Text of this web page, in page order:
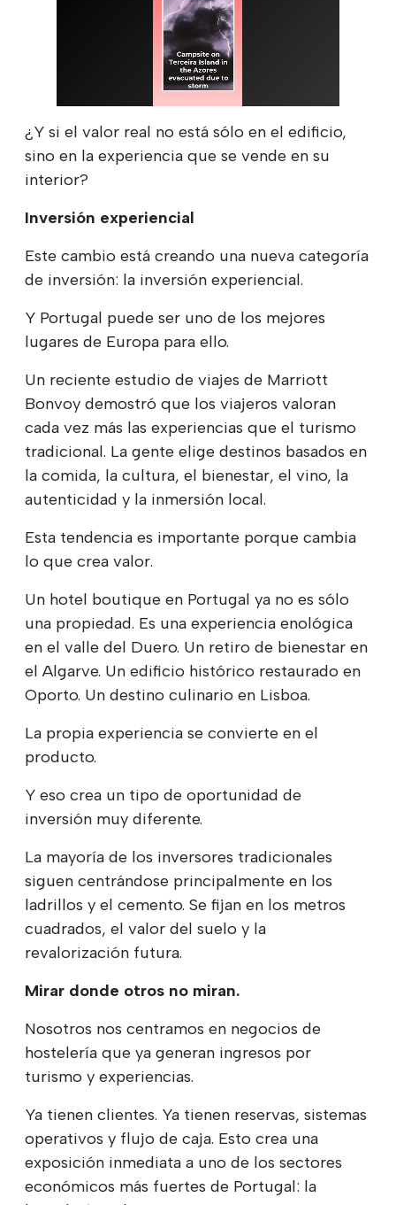
¿Y si el valor real no está sólo en el edificio,
sino en la experiencia que se vende en su
interior?
Inversión experiencial
Este cambio está creando una nueva categoría
de inversión: la inversión experiencial.
Y Portugal puede ser uno de los mejores
lugares de Europa para ello.
Un reciente estudio de viajes de Marriott
Bonvoy demostró que los viajeros valoran
cada vez más las experiencias que el turismo
tradicional. La gente elige destinos basados en
la comida, la cultura, el bienestar, el vino, la
autenticidad y la inmersión local.
Esta tendencia es importante porque cambia
lo que crea valor.
Un hotel boutique en Portugal ya no es sólo
una propiedad. Es una experiencia enológica
en el valle del Duero. Un retiro de bienestar en
el Algarve. Un edificio histórico restaurado en
Oporto. Un destino culinario en Lisboa.
La propia experiencia se convierte en el
producto.
Y eso crea un tipo de oportunidad de
inversión muy diferente.
La mayoría de los inversores tradicionales
siguen centrándose principalmente en los
ladrillos y el cemento. Se fijan en los metros
cuadrados, el valor del suelo y la
revalorización futura.
Mirar donde otros no miran.
Nosotros nos centramos en negocios de
hostelería que ya generan ingresos por
turismo y experiencias.
Ya tienen clientes. Ya tienen reservas, sistemas
operativos y flujo de caja. Esto crea una
exposición inmediata a uno de los sectores
económicos más fuertes de Portugal: la